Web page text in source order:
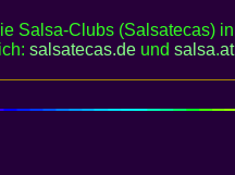
Salsa-Clubs (Salsatecas) in
salsatecas.de und salsa.at